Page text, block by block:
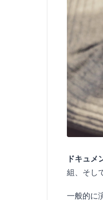
ドキュ
組、そし
一般的に